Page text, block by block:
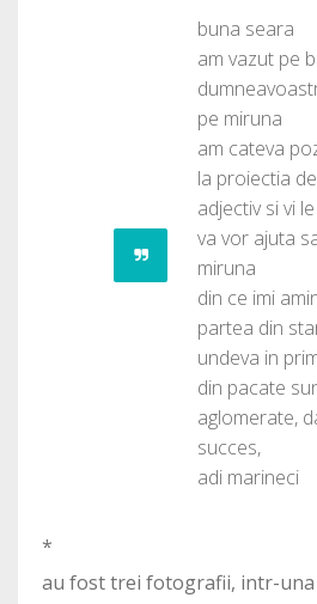
buna seara
am vazut pe
pe miruna
am cateva
la proiectia
adjectiv si vi
va vor ajuta
miruna
din ce imi
partea din
undeva in
din pacate
aglomerate,
succes,
adi marineci
*
au fost trei fotografii, intr-una